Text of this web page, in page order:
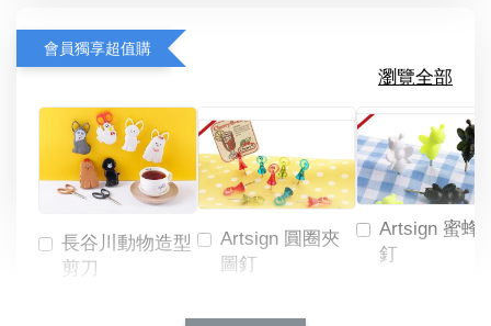
會員獨享超值購
瀏覽全部
長谷川動物造型
剪刀
Artsign 圓圈夾
圖釘
Artsign 蜜蜂
釘